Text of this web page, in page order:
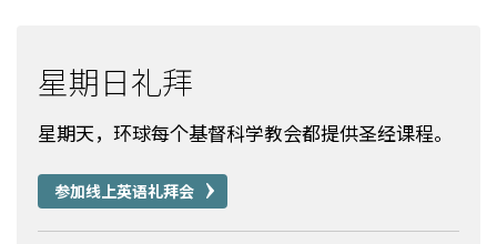
星期日礼拜
星期天，环球每个基督科学教会都提供圣经课程。
参加线上英语礼拜会